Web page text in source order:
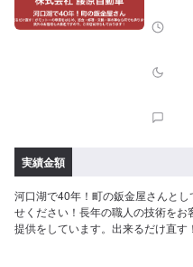
実績金額
河口湖で40年！町の鈑金屋さんと
せください！長年の職人の技術を
提供をしています。出来るだけ直